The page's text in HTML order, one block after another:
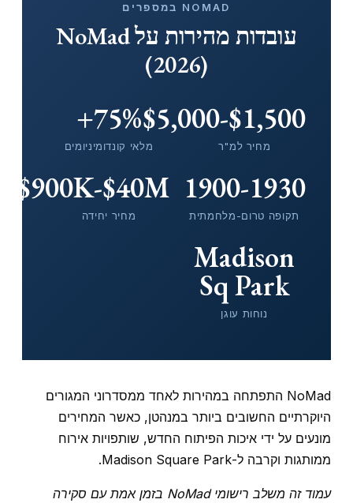
NOMAD במספרים
עובדות מהירות על NoMad
(2026)
$1,500-$5,000
מחיר למ"ר
75%+
מלאי קונדומיניומים
1900-1930
תקופה טרום-מלחמתית
$900K-$40M+
מחיר יחידה
Madison
Sq Park
נוחות עוגן
NoMad התפתחה במהירות לאחד ממסדרוני המגורים
היוקרתיים החשובים ביותר במנהטן, כאשר המחירים
מונעים על ידי איכות הפיתוח החדש, שותפויות אירוח
ממותגות וקרבה ל-Madison Square Park.
עמוד זה משלב רישומי NoMad בזמן אמת עם סקירה